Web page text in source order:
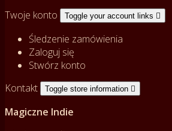
Twoje konto
Toggle your account links 
Śledzenie zamówienia
Zaloguj się
Stwórz konto
Kontakt
Toggle store information 
Magiczne Indie